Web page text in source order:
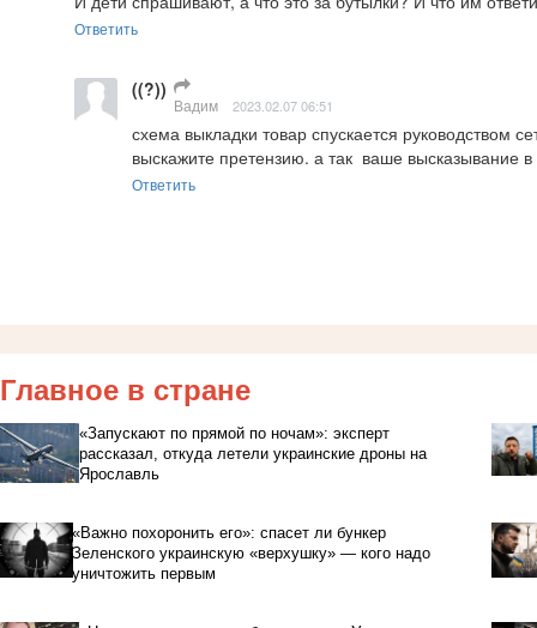
Ответить
((?))
Вадим 2023.02.07 06:51
схема выкладки товар спускается руководством
выскажите претензию. а так  ваше высказывание в
Ответить
Главное в стране
«Запускают по прямой по ночам»: эксперт
рассказал, откуда летели украинские дроны на
Ярославль
«Важно похоронить его»: спасет ли бункер
Зеленского украинскую «верхушку» — кого надо
уничтожить первым